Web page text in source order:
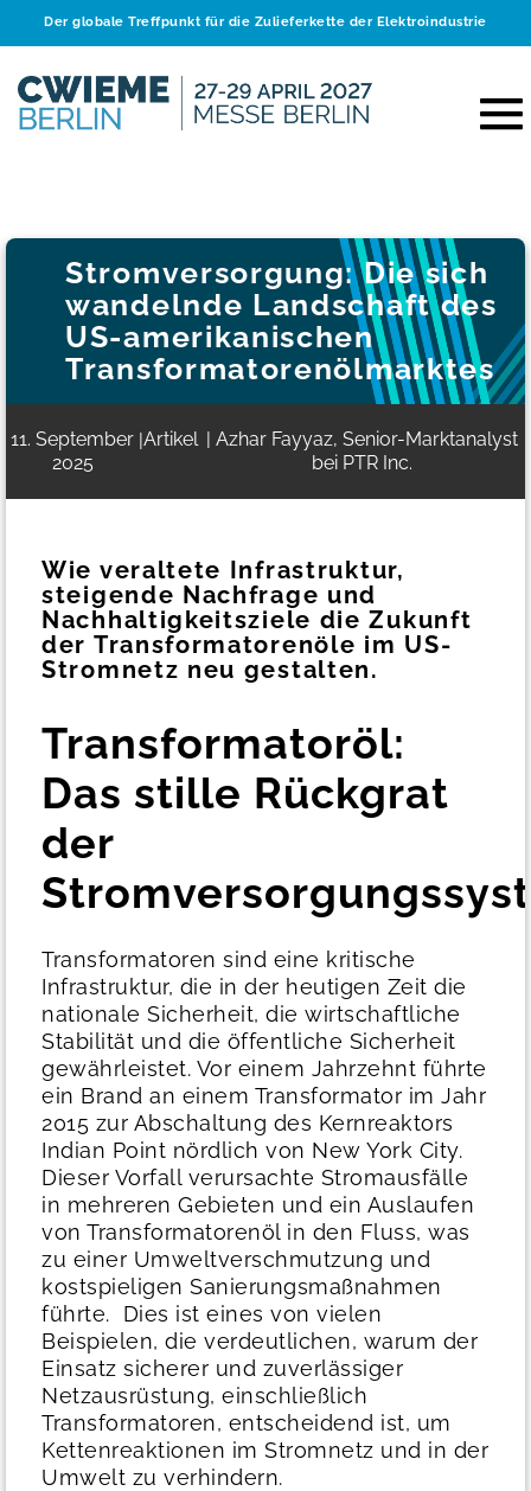
Der globale Treffpunkt für die Zulieferkette der Elektroindustrie
Stromversorgung: Die sich
wandelnde Landschaft des
US-amerikanischen
Transformatorenölmarktes
11. September
2025
|Artikel | Azhar Fayyaz, Senior-Marktanalyst
bei PTR Inc.
Wie veraltete Infrastruktur,
steigende Nachfrage und
Nachhaltigkeitsziele die Zukunft
der Transformatorenöle im US-
Stromnetz neu gestalten.
Transformatoröl:
Das stille Rückgrat
der
Transformatoren sind eine kritische
Infrastruktur, die in der heutigen Zeit die
nationale Sicherheit, die wirtschaftliche
Stabilität und die öffentliche Sicherheit
gewährleistet. Vor einem Jahrzehnt führte
ein Brand an einem Transformator im Jahr
2015 zur Abschaltung des Kernreaktors
Indian Point nördlich von New York City.
Dieser Vorfall verursachte Stromausfälle
in mehreren Gebieten und ein Auslaufen
von Transformatorenöl in den Fluss, was
zu einer Umweltverschmutzung und
kostspieligen Sanierungsmaßnahmen
führte.
Dies ist eines von vielen
Beispielen, die verdeutlichen, warum der
Einsatz sicherer und zuverlässiger
Netzausrüstung, einschließlich
Transformatoren, entscheidend ist, um
Kettenreaktionen im Stromnetz und in der
Umwelt zu verhindern.